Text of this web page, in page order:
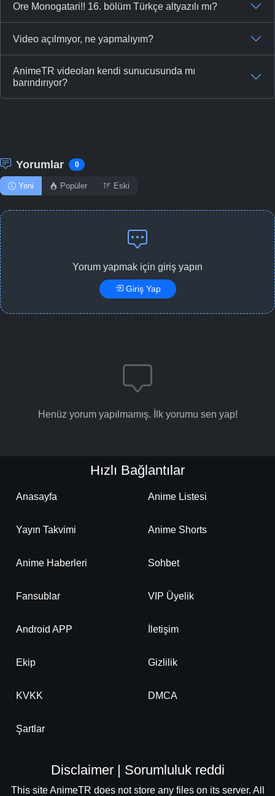
Ore Monogatari!! 16. bölüm Türkçe altyazılı mı?
Video açılmıyor, ne yapmalıyım?
AnimeTR videoları kendi sunucusunda mı
barındırıyor?
Yorumlar 0
Yeni Popüler Eski
Yorum yapmak için giriş yapın
Giriş Yap
Henüz yorum yapılmamış. İlk yorumu sen yap!
Hızlı Bağlantılar
Anasayfa Anime Listesi
Yayın Takvimi Anime Shorts
Anime Haberleri Sohbet
Fansublar VIP Üyelik
Android APP İletişim
Ekip Gizlilik
KVKK DMCA
Şartlar
Disclaimer | Sorumluluk reddi
This site AnimeTR does not store any files on its server. All